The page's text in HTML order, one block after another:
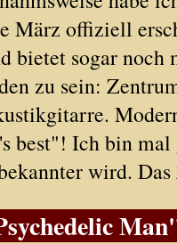
März offiziell
bietet sogar
zu sein:
best"! Ich bin mal
wird.